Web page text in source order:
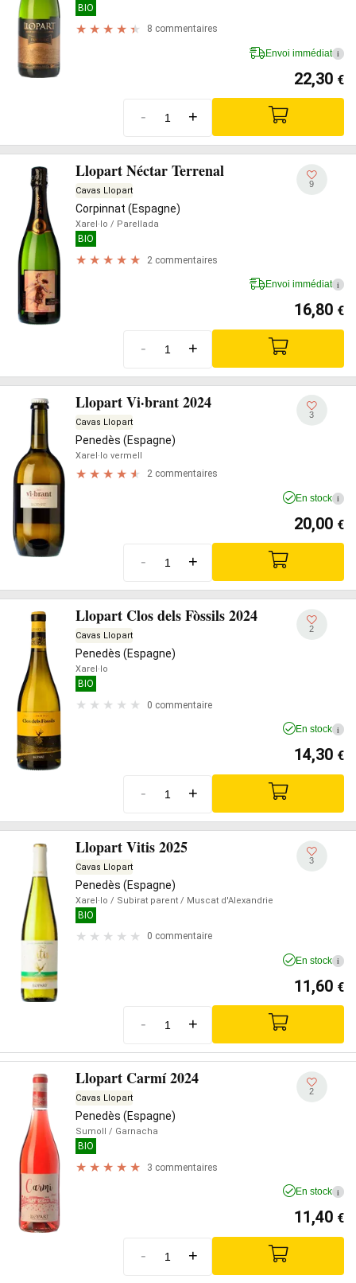
BIO
8 commentaires
Envoi immédiat i
22,30 €
- +
Llopart Néctar Terrenal
Cavas Llopart
Corpinnat (Espagne)
Xarel·lo / Parellada
BIO
2 commentaires
9
Envoi immédiat i
16,80 €
- +
Llopart Vi·brant 2024
Cavas Llopart
Penedès (Espagne)
Xarel·lo vermell
2 commentaires
3
En stock i
20,00 €
- +
Llopart Clos dels Fòssils 2024
Cavas Llopart
Penedès (Espagne)
Xarel·lo
BIO
0 commentaire
2
En stock i
14,30 €
- +
Llopart Vitis 2025
Cavas Llopart
Penedès (Espagne)
Xarel·lo / Subirat parent / Muscat d'Alexandrie
BIO
0 commentaire
3
En stock i
11,60 €
- +
Llopart Carmí 2024
Cavas Llopart
Penedès (Espagne)
Sumoll / Garnacha
BIO
3 commentaires
2
En stock i
11,40 €
- +